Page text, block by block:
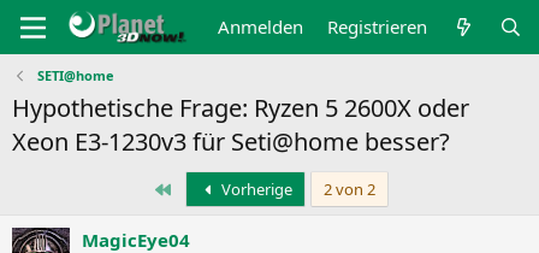
Anmelden Registrieren
SETI@home
Hypothetische Frage: Ryzen 5 2600X oder
Xeon E3-1230v3 für Seti@home besser?
Erste Vorherige 2 von 2
MagicEye04